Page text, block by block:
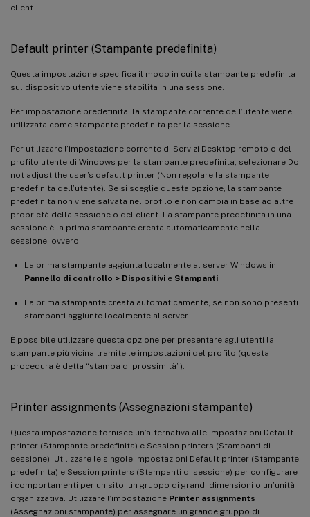
client
Default printer (Stampante predefinita)
Questa impostazione specifica il modo in cui la stampante predefinita
sul dispositivo utente viene stabilita in una sessione.
Per impostazione predefinita, la stampante corrente dell’utente viene
utilizzata come stampante predefinita per la sessione.
Per utilizzare l’impostazione corrente di Servizi Desktop remoto o del
profilo utente di Windows per la stampante predefinita, selezionare Do
not adjust the user’s default printer (Non regolare la stampante
predefinita dell’utente). Se si sceglie questa opzione, la stampante
predefinita non viene salvata nel profilo e non cambia in base ad altre
proprietà della sessione o del client. La stampante predefinita in una
sessione è la prima stampante creata automaticamente nella
sessione, ovvero:
La prima stampante aggiunta localmente al server Windows in
Pannello di controllo > Dispositivi e Stampanti
La prima stampante creata automaticamente, se non sono presenti
stampanti aggiunte localmente al server.
È possibile utilizzare questa opzione per presentare agli utenti la
stampante più vicina tramite le impostazioni del profilo (questa
procedura è detta “stampa di prossimità”).
Printer assignments (Assegnazioni stampante)
Questa impostazione fornisce un’alternativa alle impostazioni Default
printer (Stampante predefinita) e Session printers (Stampanti di
sessione). Utilizzare le singole impostazioni Default printer (Stampante
predefinita) e Session printers (Stampanti di sessione) per configurare
i comportamenti per un sito, un gruppo di grandi dimensioni o un’unità
organizzativa. Utilizzare l’impostazione Printer assignments
(Assegnazioni stampante) per assegnare un grande gruppo di